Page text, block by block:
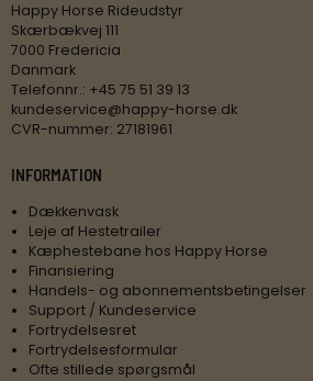
Happy Horse Rideudstyr
Skærbækvej 111
7000 Fredericia
Danmark
Telefonnr.: +45 75 51 39 13
kundeservice@happy-horse.dk
CVR-nummer: 27181961
INFORMATION
Dækkenvask
Leje af Hestetrailer
Kæphestebane hos Happy Horse
Finansiering
Handels- og abonnementsbetingelser
Support / Kundeservice
Fortrydelsesret
Fortrydelsesformular
Ofte stillede spørgsmål